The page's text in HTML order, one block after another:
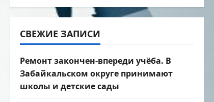
СВЕЖИЕ ЗАПИСИ
Ремонт закончен-впереди учёба. В
Забайкальском округе принимают
школы и детские сады